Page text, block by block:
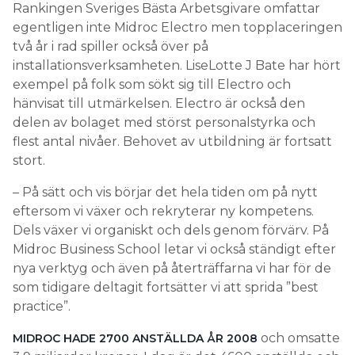
Rankingen Sveriges Bästa Arbetsgivare omfattar
egentligen inte Midroc Electro men topplaceringen
två år i rad spiller också över på
installationsverksamheten. LiseLotte J Bate har hört
exempel på folk som sökt sig till Electro och
hänvisat till utmärkelsen. Electro är också den
delen av bolaget med störst personalstyrka och
flest antal nivåer. Behovet av utbildning är fortsatt
stort.
– På sätt och vis börjar det hela tiden om på nytt
eftersom vi växer och rekryterar ny kompetens.
Dels växer vi organiskt och dels genom förvärv. På
Midroc Business School letar vi också ständigt efter
nya verktyg och även på återträffarna vi har för de
som tidigare deltagit fortsätter vi att sprida ”best
practice”.
MIDROC HADE 2700 ANSTÄLLDA ÅR 2008 och omsatte